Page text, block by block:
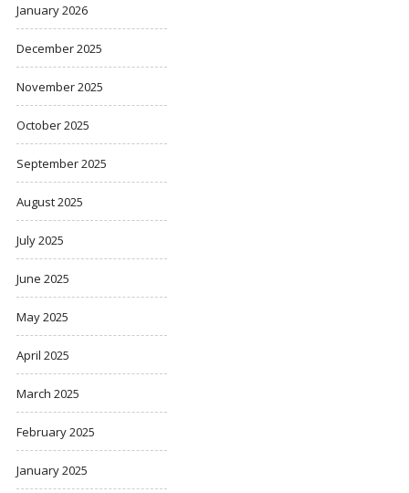
January 2026
December 2025
November 2025
October 2025
September 2025
August 2025
July 2025
June 2025
May 2025
April 2025
March 2025
February 2025
January 2025